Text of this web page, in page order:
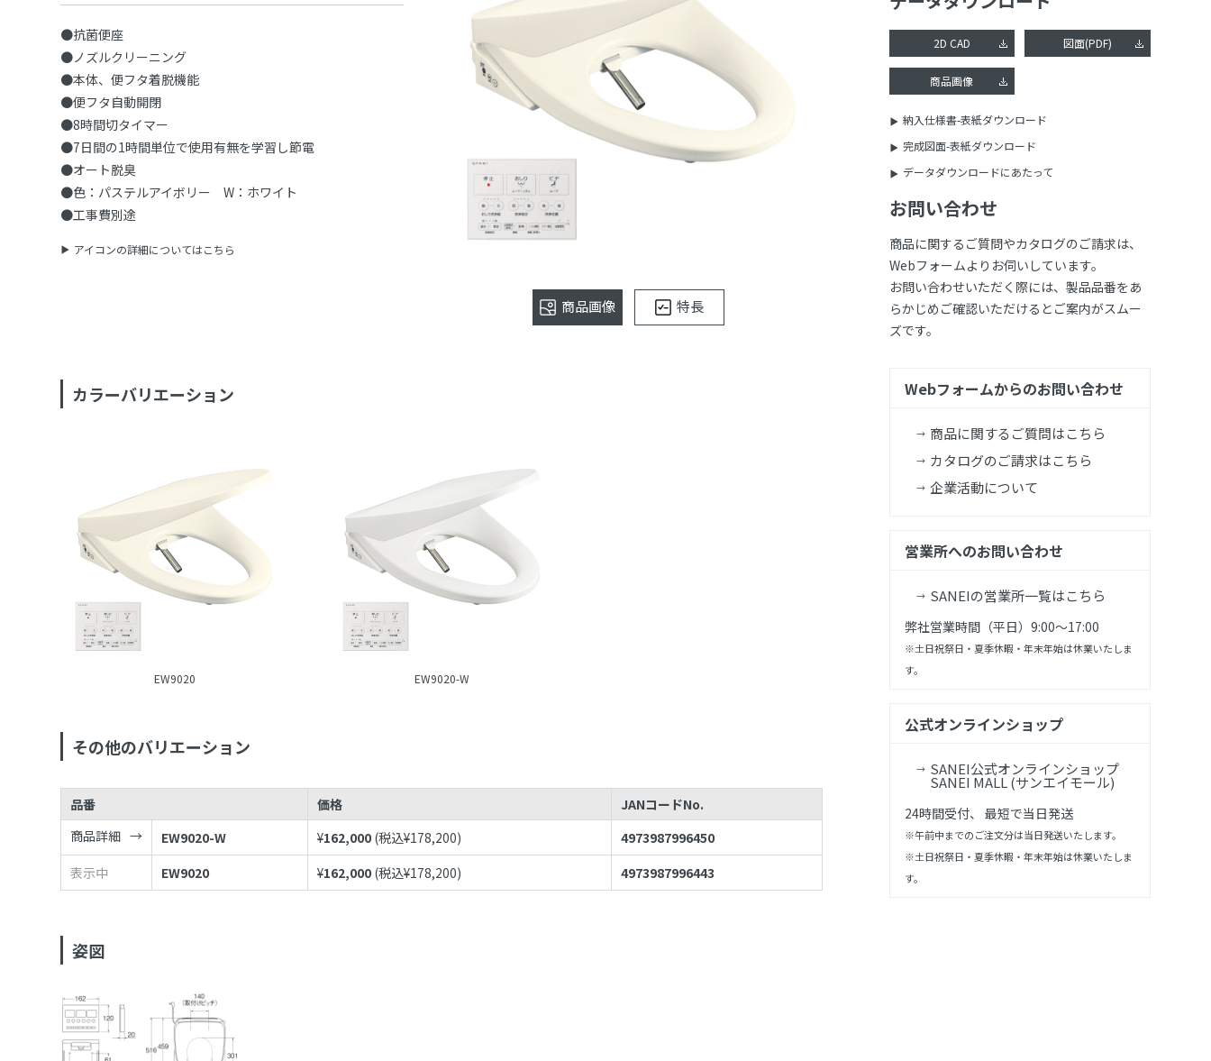
●抗菌便座
●ノズルクリーニング
●本体、便フタ着脱機能
●便フタ自動開閉
●8時間切タイマー
●7日間の1時間単位で使用有無を学習し節電
●オート脱臭
●色：パステルアイボリー W：ホワイト
●工事費別途
アイコンの詳細についてはこちら
商品画像 特長
カラーバリエーション
EW9020 EW9020-W
その他のバリエーション
品番 価格
JANコードNo.
商品詳細
EW9020-W ¥162,000 (税込¥178,200)
4973987996450
表示中
EW9020 ¥162,000 (税込¥178,200) 4973987996443
姿図
2D CAD 図面(PDF)
商品画像
納入仕様書-表紙ダウンロード
完成図面-表紙ダウンロード
データダウンロードにあたって
お問い合わせ
商品に関するご質問やカタログのご請求は、
Webフォームよりお伺いしています。
お問い合わせいただく際には、製品品番をあ
らかじめご確認いただけるとご案内がスムー
ズです。
Webフォームからのお問い合わせ
商品に関するご質問はこちら
カタログのご請求はこちら
企業活動について
営業所へのお問い合わせ
SANEIの営業所一覧はこちら
弊社営業時間（平日）9:00～17:00
※土日祝祭日・夏季休暇・年末年始は休業いたしま
す。
公式オンラインショップ
SANEI公式オンラインショップ
SANEI MALL (サンエイモール)
24時間受付、 最短で当日発送
※午前中までのご注文分は当日発送いたします。
※土日祝祭日・夏季休暇・年末年始は休業いたしま
す。